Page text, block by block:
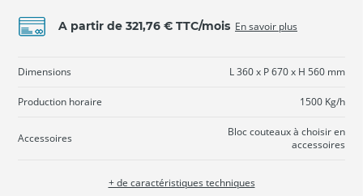
A partir de 321,76 € TTC/mois En savoir plus
Dimensions L 360 x P 670 x H 560 mm
Production horaire 1500 Kg/h
Accessoires
Bloc couteaux à choisir en
accessoires
+ de caractéristiques techniques